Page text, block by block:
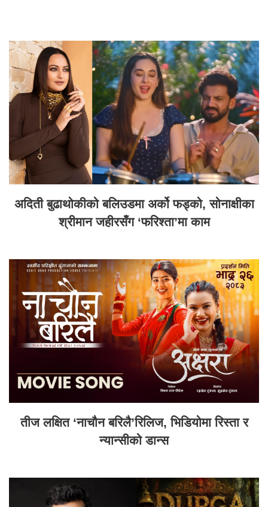
अदिती बुढाथोकीको बलिउडमा अर्को फड्को, सोनाक्षीका
श्रीमान जहीरसँग ‘फरिश्ता’मा काम
तीज लक्षित ‘नाचौन बरिलै’रिलिज, भिडियोमा रिस्ता र
न्यान्सीको डान्स